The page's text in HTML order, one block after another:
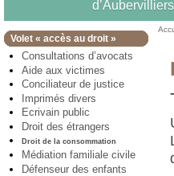
d’Aubervilliers
Volet « accès au droit »
Consultations d’avocats
Aide aux victimes
Conciliateur de justice
Imprimés divers
Ecrivain public
Droit des étrangers
Droit de la consommation
Médiation familiale civile
Défenseur des enfants